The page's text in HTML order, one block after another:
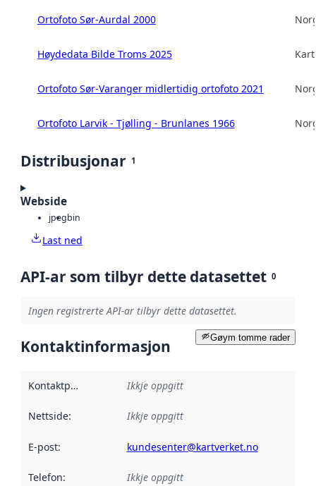
Ortofoto Sør-Aurdal 2000
Høydedata Bilde Troms 2025
Ortofoto Sør-Varanger midlertidig ortofoto 2021
Ortofoto Larvik - Tjølling - Brunlanes 1966
Distribusjonar 1
Webside
jpegbin
Last ned
API-ar som tilbyr dette datasettet 0
Ingen registrerte API-ar tilbyr dette datasettet.
Gøym tomme rader
Kontaktinformasjon
Kontaktpunkt Ikkje oppgitt
Nettside: Ikkje oppgitt
E-post: kundesenter@kartverket.no
Telefon: Ikkje oppgitt